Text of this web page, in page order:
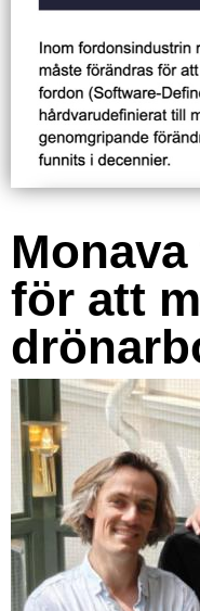
för att